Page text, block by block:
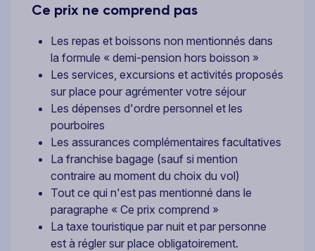
Ce prix ne comprend pas
Les repas et boissons non mentionnés dans
la formule « demi-pension hors boisson »
Les services, excursions et activités proposés
sur place pour agrémenter votre séjour
Les dépenses d'ordre personnel et les
pourboires
Les assurances complémentaires facultatives
La franchise bagage (sauf si mention
contraire au moment du choix du vol)
Tout ce qui n'est pas mentionné dans le
paragraphe « Ce prix comprend »
La taxe touristique par nuit et par personne
est à régler sur place obligatoirement.